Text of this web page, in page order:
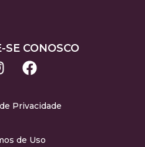
SE CONOSCO
Privacidade
de Uso